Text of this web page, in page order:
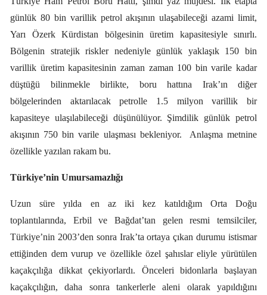
günlük 80 bin varillik petrol akışının ulaşabileceği azami limit,
Yarı Özerk Kürdistan bölgesinin üretim kapasitesiyle sınırlı.
Bölgenin stratejik riskler nedeniyle günlük yaklaşık 150 bin
varillik üretim kapasitesinin zaman zaman 100 bin varile kadar
düştüğü bilinmekle birlikte, boru hattına Irak’ın diğer
bölgelerinden aktarılacak petrolle 1.5 milyon varillik bir
kapasiteye ulaşılabileceği düşünülüyor. Şimdilik günlük petrol
akışının 750 bin varile ulaşması bekleniyor.
Anlaşma metnine
özellikle yazılan rakam bu.
Türkiye’nin Umursamazlığı
Uzun süre yılda en az iki kez katıldığım Orta Doğu
toplantılarında, Erbil ve Bağdat’tan gelen resmi temsilciler,
Türkiye’nin 2003’den sonra Irak’ta ortaya çıkan durumu istismar
ettiğinden dem vurup ve özellikle özel şahıslar eliyle yürütülen
kaçakçılığa dikkat çekiyorlardı. Önceleri bidonlarla başlayan
kaçakçılığın, daha sonra tankerlerle aleni olarak yapıldığını